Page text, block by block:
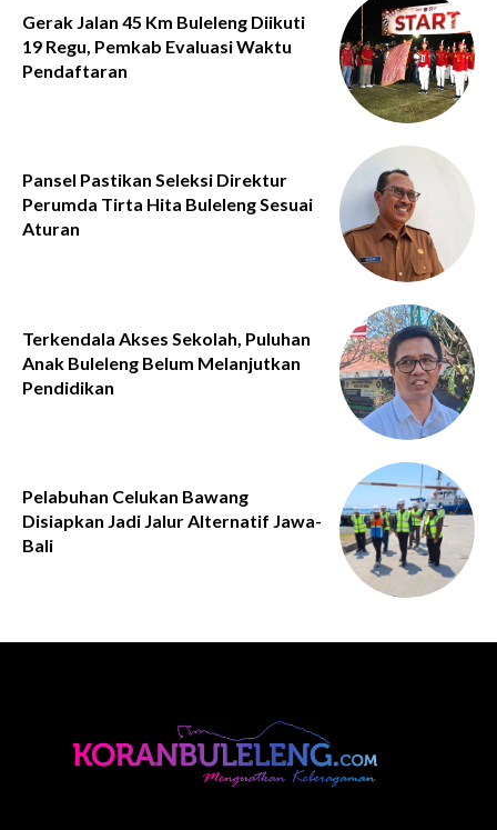
Gerak Jalan 45 Km Buleleng Diikuti
19 Regu, Pemkab Evaluasi Waktu
Pendaftaran
Pansel Pastikan Seleksi Direktur
Perumda Tirta Hita Buleleng Sesuai
Aturan
Terkendala Akses Sekolah, Puluhan
Anak Buleleng Belum Melanjutkan
Pendidikan
Pelabuhan Celukan Bawang
Disiapkan Jadi Jalur Alternatif Jawa-
Bali